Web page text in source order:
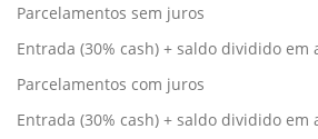
Parcelamentos sem juros
Entrada (30% cash) + saldo dividido em
Parcelamentos com juros
Entrada (30% cash) + saldo dividido em